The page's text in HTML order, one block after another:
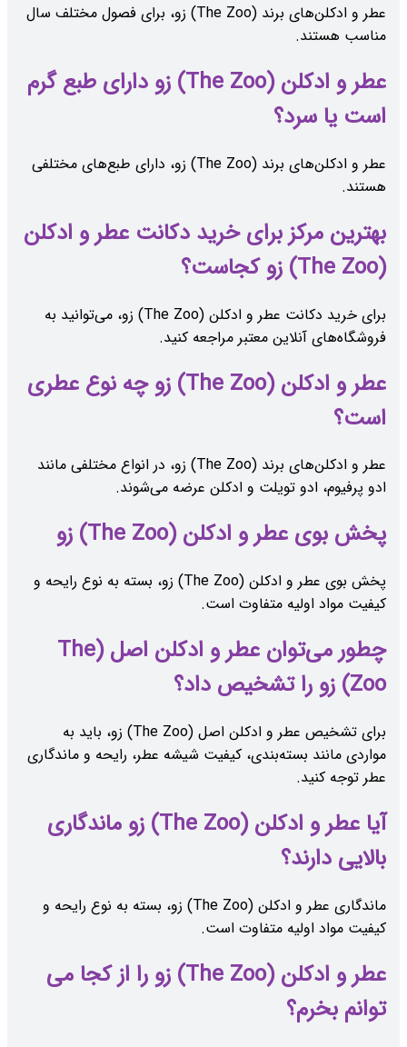
عطر و ادکلن‌های برند (The Zoo) زو، برای فصول مختلف سال
مناسب هستند.
عطر و ادکلن (The Zoo) زو دارای طبع گرم
است یا سرد؟
عطر و ادکلن‌های برند (The Zoo) زو، دارای طبع‌های مختلفی
هستند.
بهترین مرکز برای خرید دکانت عطر و ادکلن
(The Zoo) زو کجاست؟
برای خرید دکانت عطر و ادکلن (The Zoo) زو، می‌توانید به
فروشگاه‌های آنلاین معتبر مراجعه کنید.
عطر و ادکلن (The Zoo) زو چه نوع عطری
است؟
عطر و ادکلن‌های برند (The Zoo) زو، در انواع مختلفی مانند
ادو پرفیوم، ادو تویلت و ادکلن عرضه می‌شوند.
پخش بوی عطر و ادکلن (The Zoo) زو
پخش بوی عطر و ادکلن (The Zoo) زو، بسته به نوع رایحه و
کیفیت مواد اولیه متفاوت است.
چطور می‌توان عطر و ادکلن اصل (The
Zoo) زو را تشخیص داد؟
برای تشخیص عطر و ادکلن اصل (The Zoo) زو، باید به
مواردی مانند بسته‌بندی، کیفیت شیشه عطر، رایحه و ماندگاری
عطر توجه کنید.
آیا عطر و ادکلن (The Zoo) زو ماندگاری
بالایی دارند؟
ماندگاری عطر و ادکلن (The Zoo) زو، بسته به نوع رایحه و
کیفیت مواد اولیه متفاوت است.
عطر و ادکلن (The Zoo) زو را از کجا می
توانم بخرم؟